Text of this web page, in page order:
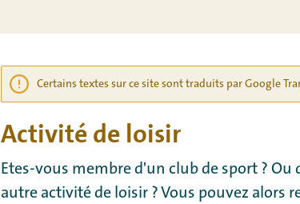
Certains textes sur ce site sont traduits par Google
Activité de loisir
Etes-vous membre d'un club de sport ?
autre activité de loisir ? Vous pouvez alors